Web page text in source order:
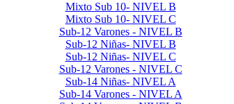
Mixto Sub 10- NIVEL B
Mixto Sub 10- NIVEL C
Sub-12 Varones - NIVEL B
Sub-12 Niñas- NIVEL B
Sub-12 Niñas- NIVEL C
Sub-12 Varones - NIVEL C
Sub-14 Niñas- NIVEL A
Sub-14 Varones - NIVEL A